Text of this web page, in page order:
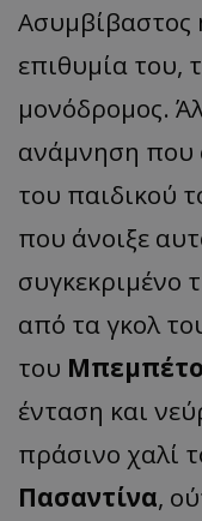
Ασυμβίβαστος
επιθυμία του,
μονόδρομος.
ανάμνηση που
του παιδικού
που άνοιξε
συγκεκριμένο
από τα γκολ
του Μπεμπέτο
ένταση και
πράσινο χαλί
Πασαντίνα,